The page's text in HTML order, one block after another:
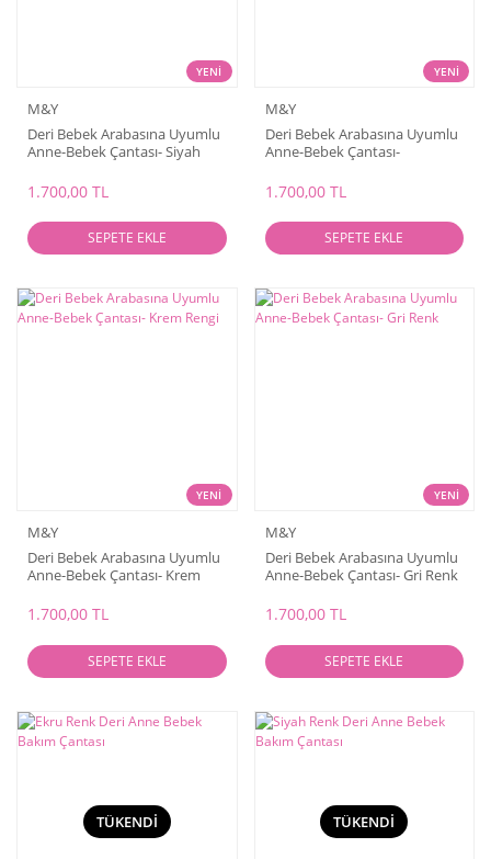
YENİ
M&Y
Deri Bebek Arabasına Uyumlu
Anne-Bebek Çantası- Siyah
1.700,00 TL
SEPETE EKLE
YENİ
M&Y
Deri Bebek Arabasına Uyumlu
Anne-Bebek Çantası-
1.700,00 TL
SEPETE EKLE
YENİ
M&Y
Deri Bebek Arabasına Uyumlu
Anne-Bebek Çantası- Krem
1.700,00 TL
SEPETE EKLE
YENİ
M&Y
Deri Bebek Arabasına Uyumlu
Anne-Bebek Çantası- Gri Renk
1.700,00 TL
SEPETE EKLE
TÜKENDİ TÜKENDİ